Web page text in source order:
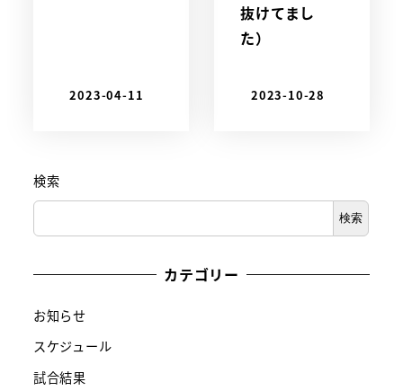
2023-04-11
抜けてまし
た）
2023-10-28
検索
検索
カテゴリー
お知らせ
スケジュール
試合結果